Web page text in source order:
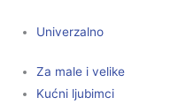
Univerzalno
Za male i velike
Kućni ljubimci